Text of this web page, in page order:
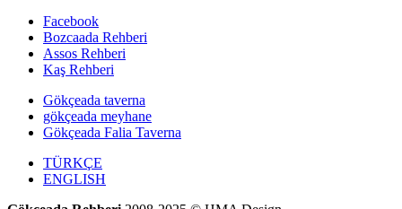
Facebook
Bozcaada Rehberi
Assos Rehberi
Kaş Rehberi
Gökçeada taverna
gökçeada meyhane
Gökçeada Falia Taverna
TÜRKÇE
ENGLISH